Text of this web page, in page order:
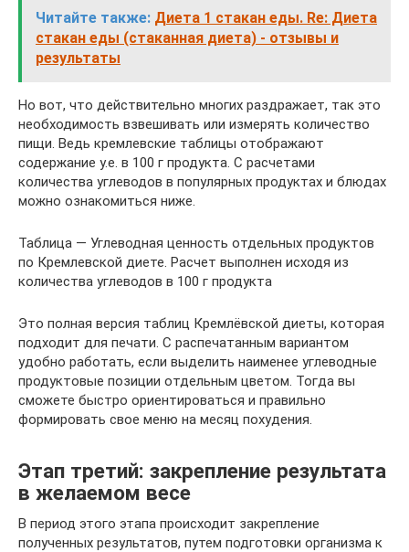
Читайте также: Диета 1 стакан еды. Re: Диета
стакан еды (стаканная диета) - отзывы и
результаты
Но вот, что действительно многих раздражает, так это
необходимость взвешивать или измерять количество
пищи. Ведь кремлевские таблицы отображают
содержание у.е. в 100 г продукта. С расчетами
количества углеводов в популярных продуктах и блюдах
можно ознакомиться ниже.
Таблица — Углеводная ценность отдельных продуктов
по Кремлевской диете. Расчет выполнен исходя из
количества углеводов в 100 г продукта
Это полная версия таблиц Кремлёвской диеты, которая
подходит для печати. С распечатанным вариантом
удобно работать, если выделить наименее углеводные
продуктовые позиции отдельным цветом. Тогда вы
сможете быстро ориентироваться и правильно
формировать свое меню на месяц похудения.
Этап третий: закрепление результата
в желаемом весе
В период этого этапа происходит закрепление
полученных результатов, путем подготовки организма к